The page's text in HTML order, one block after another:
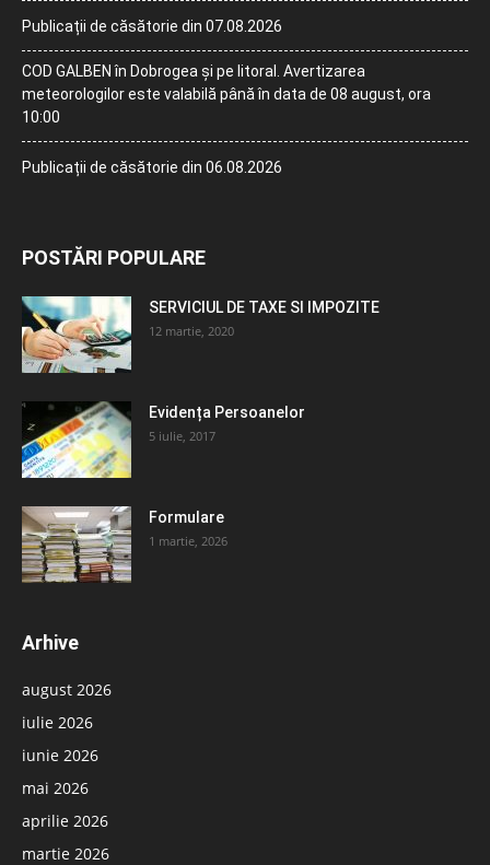
Publicații de căsătorie din 07.08.2026
COD GALBEN în Dobrogea și pe litoral. Avertizarea
meteorologilor este valabilă până în data de 08 august, ora
10:00
Publicații de căsătorie din 06.08.2026
POSTĂRI POPULARE
SERVICIUL DE TAXE SI IMPOZITE
12 martie, 2020
Evidența Persoanelor
5 iulie, 2017
Formulare
1 martie, 2026
Arhive
august 2026
iulie 2026
iunie 2026
mai 2026
aprilie 2026
martie 2026